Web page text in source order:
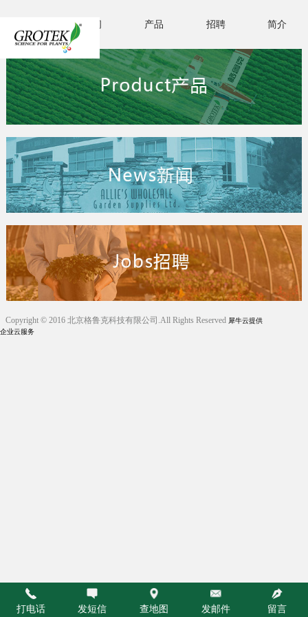
新闻 产品 招聘 简介
Copyright © 2016 北京格鲁克科技有限公司.All Rights Reserved 犀牛云提供
企业云服务
打电话 发短信 查地图 发邮件 留言